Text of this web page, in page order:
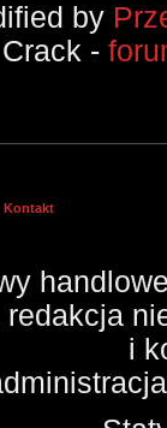
by
-
Kontakt
i